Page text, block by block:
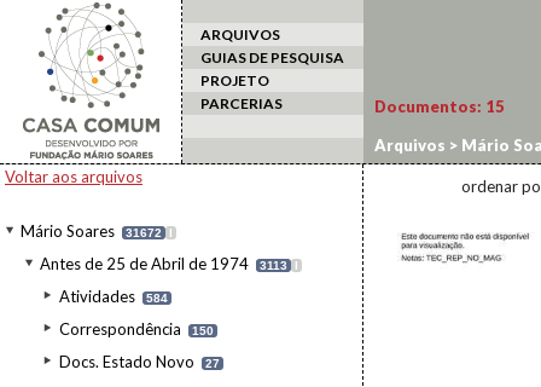
ARQUIVOS
GUIAS DE PESQUISA
PROJETO
PARCERIAS
Voltar aos arquivos
Mário Soares 31672 I
Antes de 25 de Abril de 1974 3113 I
Atividades 584
Correspondência 150
Docs. Estado Novo 27
Documentos: 15
Arquivos > Mário
ordenar